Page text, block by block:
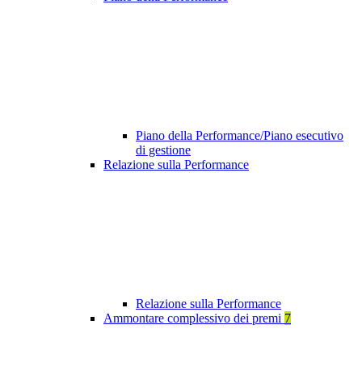
Piano della Performance/Piano esecutivo
di gestione
Relazione sulla Performance
Relazione sulla Performance
Ammontare complessivo dei premi 7